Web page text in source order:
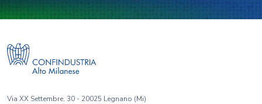
Via XX Settembre, 30 - 20025 Legnano (Mi)